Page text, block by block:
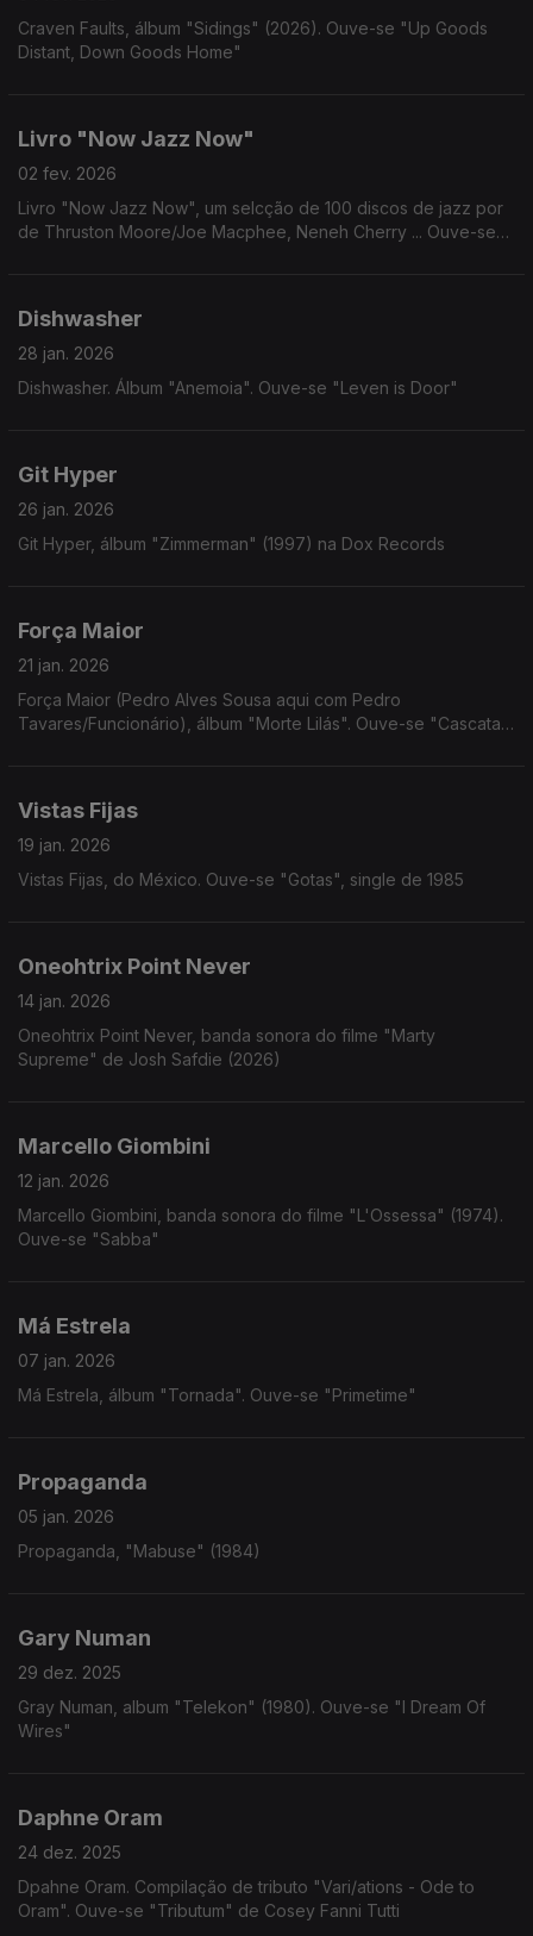
Craven Faults, álbum "Sidings" (2026). Ouve-se "Up Goods
Distant, Down Goods Home"
Livro "Now Jazz Now"
02 fev. 2026
Livro "Now Jazz Now", um selcção de 100 discos de jazz por
de Thruston Moore/Joe Macphee, Neneh Cherry ... Ouve-se
Dishwasher
28 jan. 2026
Dishwasher. Álbum "Anemoia". Ouve-se "Leven is Door"
Git Hyper
26 jan. 2026
Git Hyper, álbum "Zimmerman" (1997) na Dox Records
Força Maior
21 jan. 2026
Força Maior (Pedro Alves Sousa aqui com Pedro
Tavares/Funcionário), álbum "Morte Lilás". Ouve-se "Cascata
Vistas Fijas
19 jan. 2026
Vistas Fijas, do México. Ouve-se "Gotas", single de 1985
Oneohtrix Point Never
14 jan. 2026
Oneohtrix Point Never, banda sonora do filme "Marty
Supreme" de Josh Safdie (2026)
Marcello Giombini
12 jan. 2026
Marcello Giombini, banda sonora do filme "L'Ossessa" (1974).
Ouve-se "Sabba"
Má Estrela
07 jan. 2026
Má Estrela, álbum "Tornada". Ouve-se "Primetime"
Propaganda
05 jan. 2026
Propaganda, "Mabuse" (1984)
Gary Numan
29 dez. 2025
Gray Numan, album "Telekon" (1980). Ouve-se "I Dream Of
Wires"
Daphne Oram
24 dez. 2025
Dpahne Oram. Compilação de tributo "Vari/ations - Ode to
Oram". Ouve-se "Tributum" de Cosey Fanni Tutti